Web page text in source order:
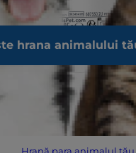
hrana animalului